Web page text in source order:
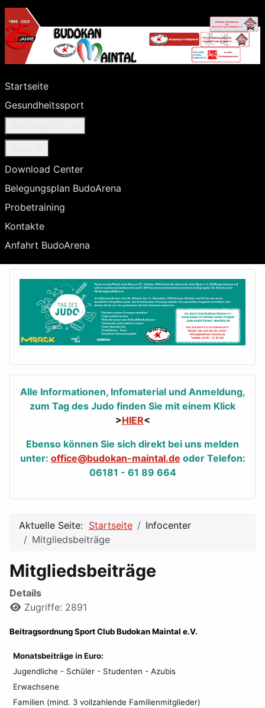
Startseite
Gesundheitssport
Download Center
Belegungsplan BudoArena
Probetraining
Kontakte
Anfahrt BudoArena
Alle Informationen, Infomaterial und Anmeldung,
zum Tag des Judo finden Sie mit einem Klick
>HIER<
Ebenso können Sie sich direkt bei uns melden
unter: office@budokan-maintal.de oder Telefon:
06181 - 61 89 664
Aktuelle Seite: Startseite
Infocenter
Mitgliedsbeiträge
Mitgliedsbeiträge
Details
Zugriffe: 2891
Beitragsordnung Sport Club Budokan Maintal e.V.
Monatsbeiträge in Euro:
Jugendliche - Schüler - Studenten - Azubis
Erwachsene
Familien (mind. 3 vollzahlende Familienmitglieder)